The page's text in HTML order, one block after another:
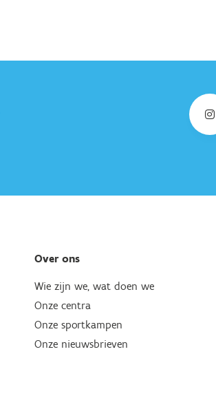
Over ons
Wie zijn we, wat doen we
Onze centra
Onze sportkampen
Onze nieuwsbrieven